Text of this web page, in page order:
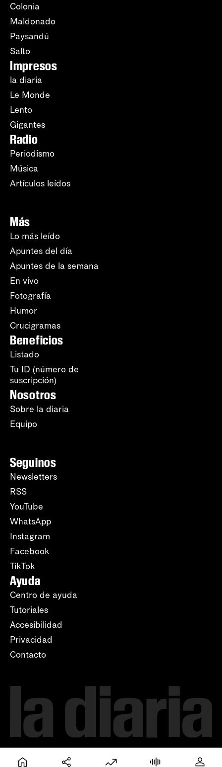
Colonia
Maldonado
Paysandú
Salto
Impresos
la diaria
Le Monde
Lento
Gigantes
Radio
Periodismo
Música
Artículos leídos
Más
Lo más leído
Apuntes del día
Apuntes de la semana
En vivo
Fotografía
Humor
Crucigramas
Beneficios
Listado
Tu ID (número de
suscripción)
Nosotros
Sobre la diaria
Equipo
Seguinos
Newsletters
RSS
YouTube
WhatsApp
Instagram
Facebook
TikTok
Ayuda
Centro de ayuda
Tutoriales
Accesibilidad
Privacidad
Contacto